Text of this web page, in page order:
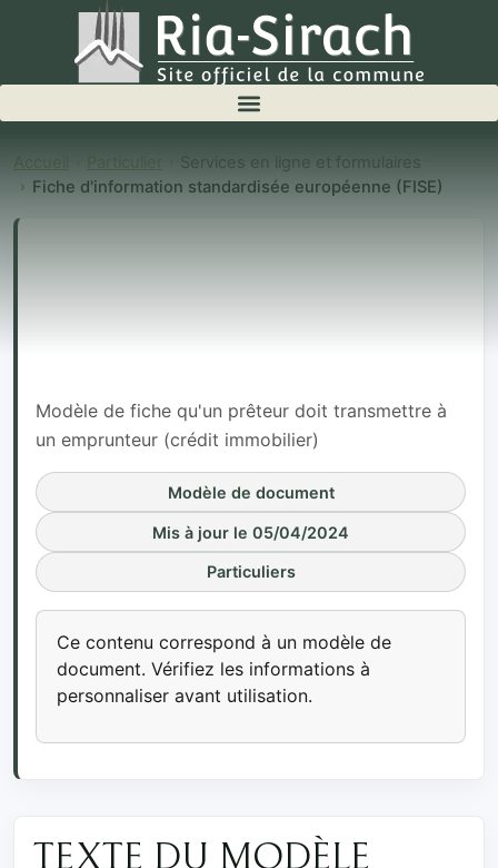
Accueil Particulier
Services en ligne et formulaires
Fiche d'information standardisée européenne (FISE)
Fiche
d'information
standardisée
européenne
Modèle de fiche qu'un prêteur doit transmettre à
un emprunteur (crédit immobilier)
Modèle de document
Mis à jour le 05/04/2024
Particuliers
Ce contenu correspond à un modèle de
document. Vérifiez les informations à
personnaliser avant utilisation.
TEXTE DU MODÈLE